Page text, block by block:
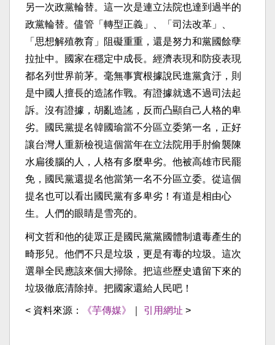
另一次政黨輪替。這一次是連立法院也達到過半的
政黨輪替。儘管「轉型正義」、「司法改革」、
「思想解殖教育」阻礙重重，還是努力和黨國餘孽
拉扯中。國家在穩定中成長。經濟表現和防疫表現
都名列世界前茅。毫無事實根據說民進黨貪汙，則
是中國人擅長的造謠作戰。有證據就逃不過司法起
訴。沒有證據，胡亂造謠，反而凸顯自己人格的卑
劣。國民黨提名韓國瑜當不分區立委第一名，正好
讓台灣人重新檢視這個當年在立法院用手肘偷襲陳
水扁後腦的人，人格有多麼卑劣。他被高雄市民罷
免，國民黨還提名他當第一名不分區立委。從這個
提名也可以看出國民黨有多卑劣！有道是相由心
生。人們的眼睛是雪亮的。
柯文哲和他的徒眾正是國民黨黨國體制遺毒產生的
畸形兒。他們不只是垃圾，更是有毒的垃圾。這次
選舉全民應該來個大掃除。把這些歷史遺留下來的
垃圾徹底清除掉。把國家還給人民吧！
< 資料來源： 《芋傳媒》 引用網址 >